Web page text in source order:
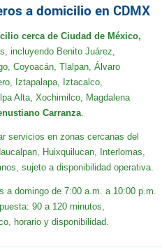
a domicilio en CDMX
cerca de Ciudad de México,
incluyendo Benito Juárez,
Coyoacán, Tlalpan, Álvaro
Iztapalapa, Iztacalco,
Alta, Xochimilco, Magdalena
Carranza
servicios en zonas cercanas del
Huixquilucan, Interlomas,
sujeto a disponibilidad operativa.
a domingo de 7:00 a.m. a 10:00 p.m.
90 a 120 minutos,
horario y disponibilidad.